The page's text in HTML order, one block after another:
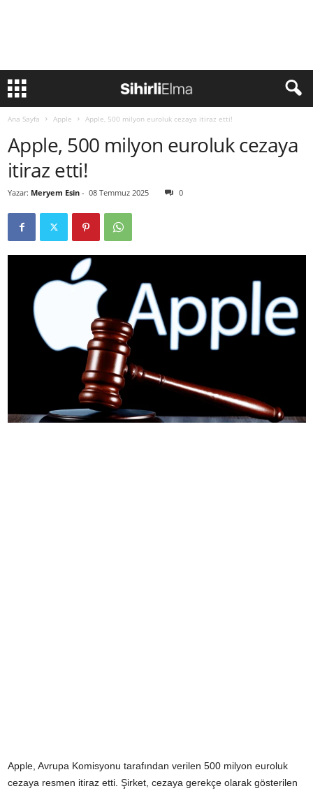
Ana Sayfa Apple Apple, 500 milyon euroluk cezaya itiraz etti!
Apple, 500 milyon euroluk cezaya
itiraz etti!
Yazar: Meryem Esin - 08 Temmuz 2025 0
Apple, Avrupa Komisyonu tarafından verilen 500 milyon euroluk
cezaya resmen itiraz etti. Şirket, cezaya gerekçe olarak gösterilen